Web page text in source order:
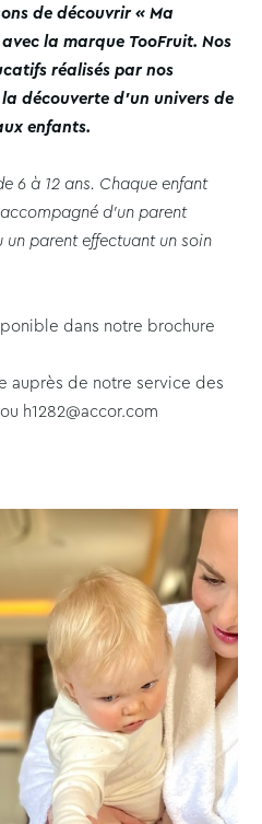
de découvrir « Ma
la marque TooFruit. Nos
réalisés par nos
découverte d’un univers de
enfants.
6 à 12 ans. Chaque enfant
d’un parent
parent effectuant un soin
dans notre brochure
auprès de notre service des
h1282@accor.com